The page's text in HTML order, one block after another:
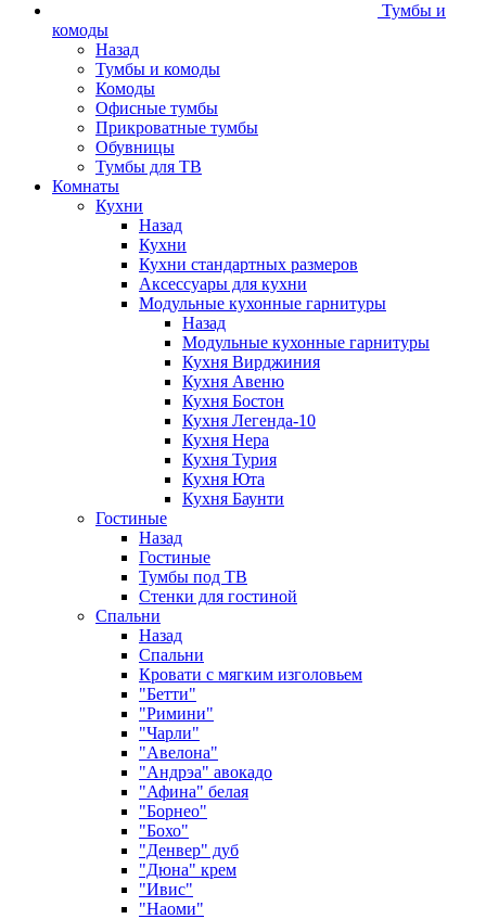
Тумбы и
комоды
Назад
Тумбы и комоды
Комоды
Офисные тумбы
Прикроватные тумбы
Обувницы
Тумбы для ТВ
Комнаты
Кухни
Назад
Кухни
Кухни стандартных размеров
Аксессуары для кухни
Модульные кухонные гарнитуры
Назад
Модульные кухонные гарнитуры
Кухня Вирджиния
Кухня Авеню
Кухня Бостон
Кухня Легенда-10
Кухня Нера
Кухня Турия
Кухня Юта
Кухня Баунти
Гостиные
Назад
Гостиные
Тумбы под ТВ
Стенки для гостиной
Спальни
Назад
Спальни
Кровати с мягким изголовьем
"Бетти"
"Римини"
"Чарли"
"Авелона"
"Андрэа" авокадо
"Афина" белая
"Борнео"
"Бохо"
"Денвер" дуб
"Дюна" крем
"Ивис"
"Наоми"